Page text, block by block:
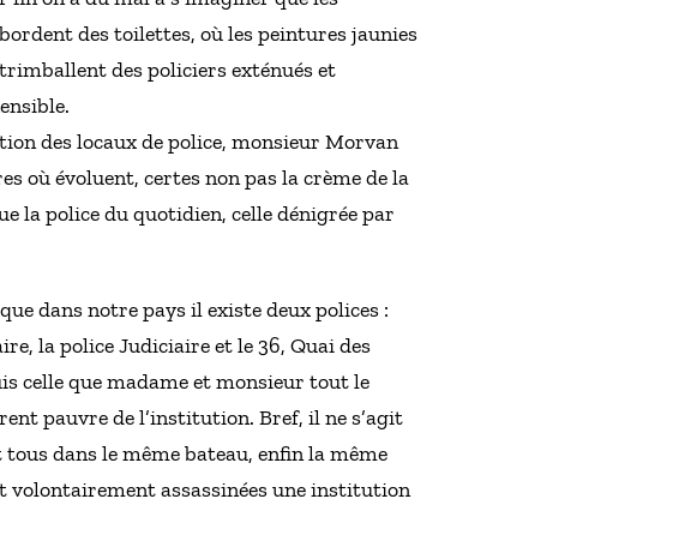
des toilettes, où les peintures jaunies
des policiers exténués et
des locaux de police, monsieur Morvan
où évoluent, certes non pas la crème de la
la police du quotidien, celle dénigrée par
dans notre pays il existe deux polices :
la police Judiciaire et le 36, Quai des
celle que madame et monsieur tout le
pauvre de l’institution. Bref, il ne s’agit
dans le même bateau, enfin la même
volontairement assassinées une institution